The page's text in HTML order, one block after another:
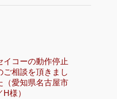
イコーの動作停止
ご相談を頂きまし
（愛知県名古屋市
H様）